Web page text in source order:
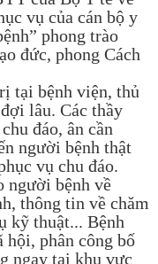
vụ của cán bộ y
phong trào
đức, phong Cách
tại bệnh viện, thủ
lâu. Các thầy
đáo, ân cần
người bệnh thật
vụ chu đáo.
người bệnh về
thông tin về chăm
kỹ thuật... Bệnh
hội, phân công bố
ngay tại khu vực